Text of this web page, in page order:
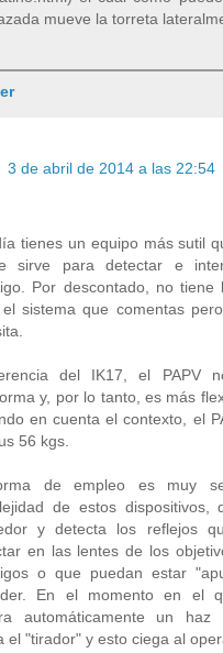
mueve la torreta
3 de abril de 2014 a las 22:54
tienes un equipo más sutil
sirve para detectar e
Por descontado, no tiene
sistema que comentas
del IK17, el PAPV
y, por lo tanto, es más
en cuenta el contexto, el
56 kgs.
de empleo es muy
de estos dispositivos,
y detecta los reflejos
en las lentes de los
o que puedan estar
En el momento en el
automáticamente un haz
el "tirador" y esto ciega al